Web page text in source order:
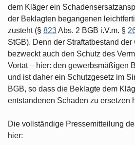
dem Kläger ein
der Beklagten begangenen
zusteht (§ 823Abs. 2 BGB i.V.m. §
StGB). Denn der Straftatbestand
bezweckt auch den Schutz des
Vortat – hier: den gewerbsmäßigen
und ist daher ein Schutzgesetz im
BGB, so dass die Beklagte dem
entstandenen Schaden zu ersetzen
Die vollständige Pressemitteilung
hier: